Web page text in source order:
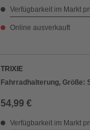
Verfügbarkeit im Markt
Online ausverkauft
TRIXIE
Fahrradhalterung, Größe:
54,99 €
Verfügbarkeit im Markt